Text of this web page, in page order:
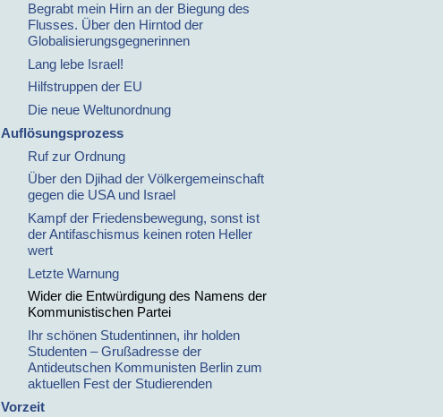
Begrabt mein Hirn an der Biegung des
Flusses. Über den Hirntod der
Globalisierungsgegnerinnen
Lang lebe Israel!
Hilfstruppen der EU
Die neue Weltunordnung
Auflösungsprozess
Ruf zur Ordnung
Über den Djihad der Völkergemeinschaft
gegen die USA und Israel
Kampf der Friedensbewegung, sonst ist
der Antifaschismus keinen roten Heller
wert
Letzte Warnung
Wider die Entwürdigung des Namens der
Kommunistischen Partei
Ihr schönen Studentinnen, ihr holden
Studenten – Grußadresse der
Antideutschen Kommunisten Berlin zum
aktuellen Fest der Studierenden
Vorzeit